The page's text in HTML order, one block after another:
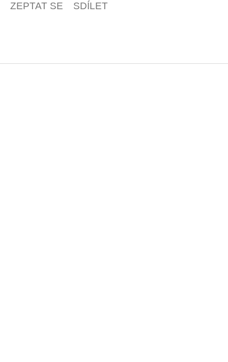
ZEPTAT SE SDÍLET